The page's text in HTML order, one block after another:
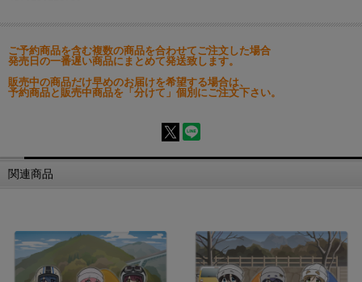
ご予約商品を含む複数の商品を合わせてご注文した場合
発売日の一番遅い商品にまとめて発送致します。
販売中の商品だけ早めのお届けを希望する場合は、
予約商品と販売中商品を「分けて」個別にご注文下さい。
関連商品